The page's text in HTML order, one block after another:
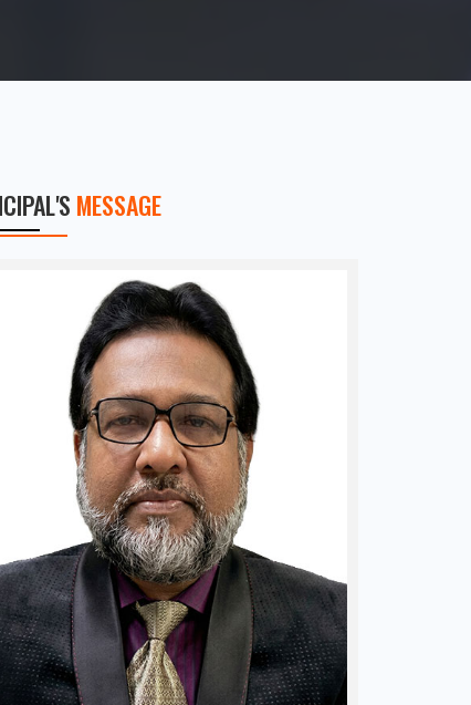
MESSAGE